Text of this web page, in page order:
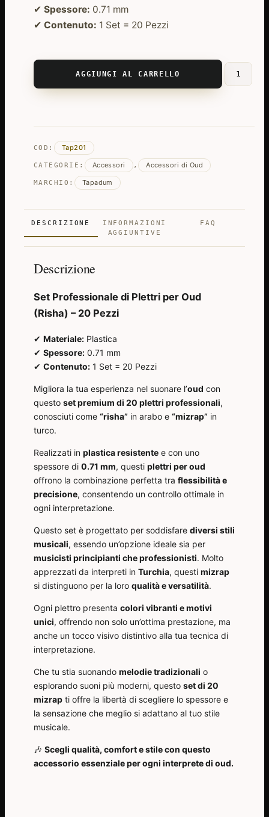
✔ Spessore: 0.71 mm
✔ Contenuto: 1 Set = 20 Pezzi
20
AGGIUNGI AL CARRELLO
COD: Tap201
CATEGORIE: Accessori , Accessori di Oud
MARCHIO: Tapadum
DESCRIZIONE
INFORMAZIONI
AGGIUNTIVE
FAQ
Descrizione
Set Professionale di Plettri per Oud
(Risha) – 20 Pezzi
✔ Materiale: Plastica
✔ Spessore: 0.71 mm
✔ Contenuto: 1 Set = 20 Pezzi
Migliora la tua esperienza nel suonare l’oud con
questo set premium di 20 plettri professionali,
conosciuti come “risha” in arabo e “mizrap” in
turco.
Realizzati in plastica resistente e con uno
spessore di 0.71 mm, questi plettri per oud
offrono la combinazione perfetta tra flessibilità e
precisione, consentendo un controllo ottimale in
ogni interpretazione.
Questo set è progettato per soddisfare diversi stili
musicali, essendo un’opzione ideale sia per
musicisti principianti che professionisti. Molto
apprezzati da interpreti in Turchia, questi mizrap
si distinguono per la loro qualità e versatilità.
Ogni plettro presenta colori vibranti e motivi
unici, offrendo non solo un’ottima prestazione, ma
anche un tocco visivo distintivo alla tua tecnica di
interpretazione.
Che tu stia suonando melodie tradizionali o
esplorando suoni più moderni, questo set di 20
mizrap ti offre la libertà di scegliere lo spessore e
la sensazione che meglio si adattano al tuo stile
musicale.
🎶 Scegli qualità, comfort e stile con questo
accessorio essenziale per ogni interprete di oud.